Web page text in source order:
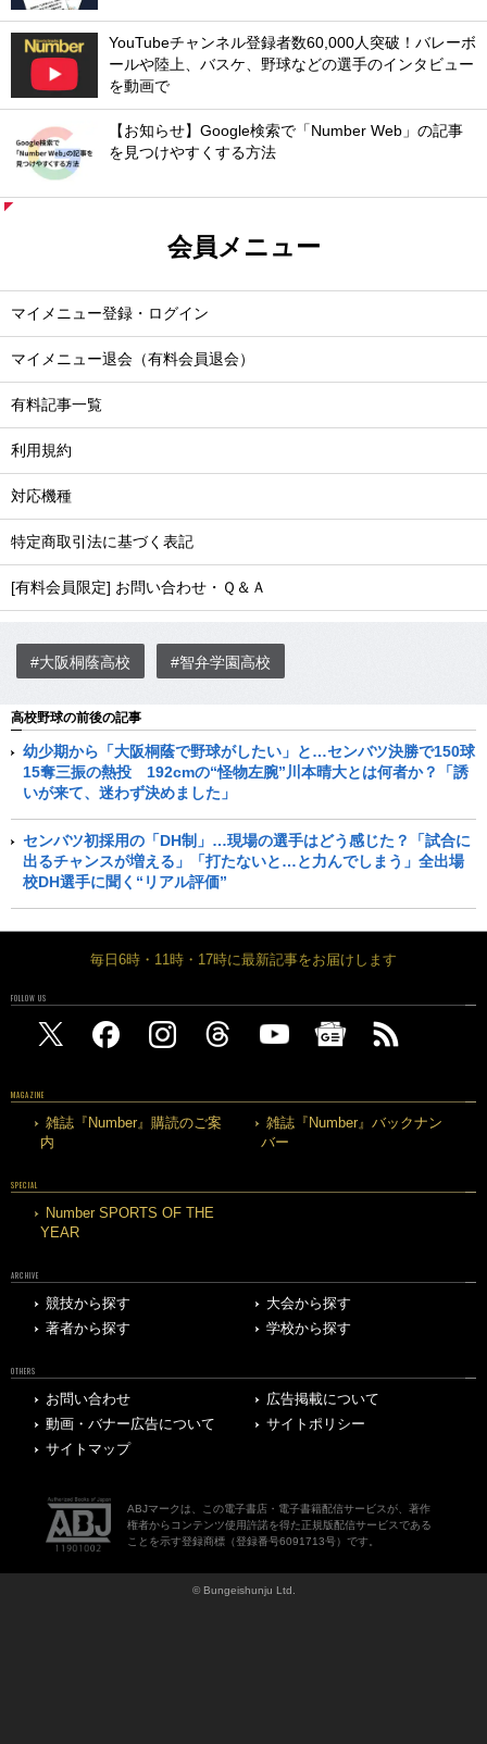
YouTubeチャンネル登録者数60,000人突破！バレーボ
ールや陸上、バスケ、野球などの選手のインタビュー
を動画で
【お知らせ】Google検索で「Number Web」の記事
を見つけやすくする方法
会員メニュー
マイメニュー登録・ログイン
マイメニュー退会（有料会員退会）
有料記事一覧
利用規約
対応機種
特定商取引法に基づく表記
[有料会員限定] お問い合わせ・Ｑ＆Ａ
#大阪桐蔭高校 #智弁学園高校
高校野球の前後の記事
幼少期から「大阪桐蔭で野球がしたい」と…センバツ決勝で150球
15奪三振の熱投 192cmの“怪物左腕”川本晴大とは何者か？「誘
いが来て、迷わず決めました」
センバツ初採用の「DH制」…現場の選手はどう感じた？「試合に
出るチャンスが増える」「打たないと…と力んでしまう」全出場
校DH選手に聞く“リアル評価”
毎日6時・11時・17時に最新記事をお届けします
FOLLOW US
MAGAZINE
雑誌『Number』購読のご案
内
雑誌『Number』バックナン
バー
SPECIAL
Number SPORTS OF THE
YEAR
ARCHIVE
競技から探す
大会から探す
著者から探す
学校から探す
OTHERS
お問い合わせ
広告掲載について
動画・バナー広告について
サイトポリシー
サイトマップ
ABJマークは、この電子書店・電子書籍配信サービスが、著作
権者からコンテンツ使用許諾を得た正規版配信サービスである
ことを示す登録商標（登録番号6091713号）です。
© Bungeishunju Ltd.